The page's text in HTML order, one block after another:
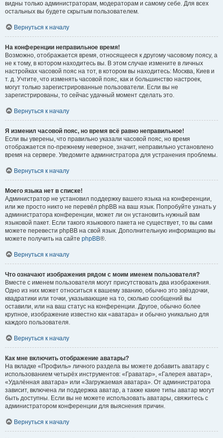
видны только администраторам, модераторам и самому себе. Для всех
остальных вы будете скрытым пользователем.
Вернуться к началу
На конференции неправильное время!
Возможно, отображается время, относящееся к другому часовому поясу, а
не к тому, в котором находитесь вы. В этом случае измените в личных
настройках часовой пояс на тот, в котором вы находитесь: Москва, Киев и
т. д. Учтите, что изменять часовой пояс, как и большинство настроек,
могут только зарегистрированные пользователи. Если вы не
зарегистрированы, то сейчас удачный момент сделать это.
Вернуться к началу
Я изменил часовой пояс, но время всё равно неправильное!
Если вы уверены, что правильно указали часовой пояс, но время
отображается по-прежнему неверное, значит, неправильно установлено
время на сервере. Уведомите администратора для устранения проблемы.
Вернуться к началу
Моего языка нет в списке!
Администратор не установил поддержку вашего языка на конференции,
или же просто никто не перевёл phpBB на ваш язык. Попробуйте узнать у
администратора конференции, может ли он установить нужный вам
языковой пакет. Если такого языкового пакета не существует, то вы сами
можете перевести phpBB на свой язык. Дополнительную информацию вы
можете получить на сайте phpBB®.
Вернуться к началу
Что означают изображения рядом с моим именем пользователя?
Вместе с именем пользователя могут присутствовать два изображения.
Одно из них может относиться к вашему званию, обычно это звёздочки,
квадратики или точки, указывающие на то, сколько сообщений вы
оставили, или на ваш статус на конференции. Другое, обычно более
крупное, изображение известно как «аватара» и обычно уникально для
каждого пользователя.
Вернуться к началу
Как мне включить отображение аватары?
На вкладке «Профиль» личного раздела вы можете добавить аватару с
использованием четырёх инструментов: «Граватар», «Галерея аватар»,
«Удалённая аватара» или «Загружаемая аватара». От администратора
зависит, включена ли поддержка аватар, а также какие типы аватар могут
быть доступны. Если вы не можете использовать аватары, свяжитесь с
администратором конференции для выяснения причин.
Вернуться к началу